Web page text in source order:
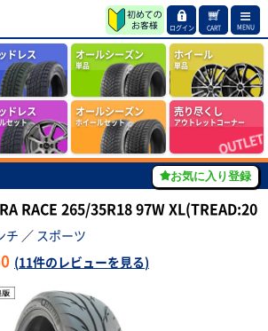
ログイン CART MENU
ドレス オールシーズン
単品
ホイール
単品
ドレス
セット
オールシーズン
ホイールセット
売り尽くし
アウトレットコーナー
お気に入り登録
RACE 265/35R18 97W XL(TREAD:20
チ ／ スポーツ
(11件のレビューを見る)